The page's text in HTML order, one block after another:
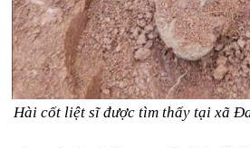
Hài cốt liệt sĩ được tìm thấy tại xã